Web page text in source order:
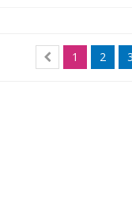
1 2 3